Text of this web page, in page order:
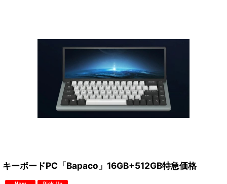
キーボードPC「Bapaco」16GB+512GB特急価格